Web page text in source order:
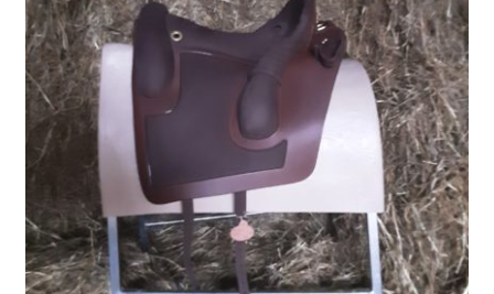
Servicepreise
Blog
bewerten